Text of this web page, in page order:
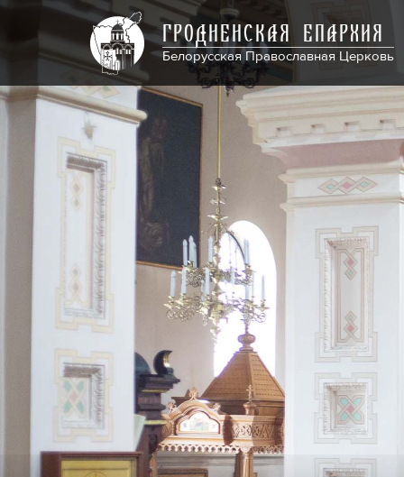
ГРОДНЕНСКАЯ ЕПАРХИЯ
Белорусская Православная Церковь